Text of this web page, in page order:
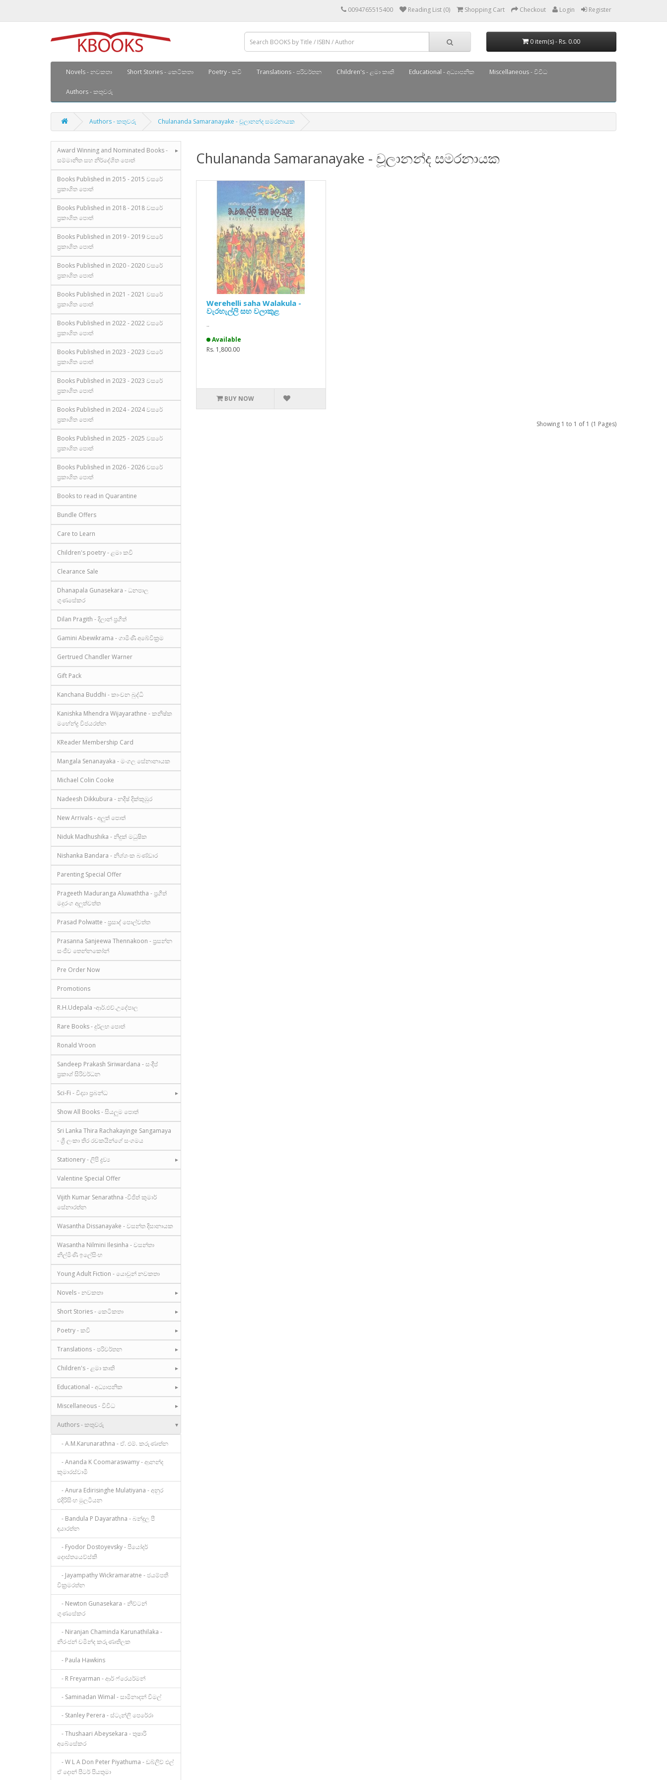
0094765515400 Reading List (0) Shopping Cart Checkout Login Register
0 item(s) - Rs. 0.00
Novels - නවකතා Short Stories - කෙටිකතා Poetry - කවි Translations - පරිවර්තන Children's - ළමා කෘති Educational - අධ්‍යාපනික Miscellaneous - විවිධ
Authors - කතුවරු
Authors - කතුවරු Chulananda Samaranayake - චූලානන්ද සමරනායක
Award Winning and Nominated Books -
සම්මානිත සහ නිර්දේශිත පොත්
Books Published in 2015 - 2015 වසරේ
ප්‍රකාශිත පොත්
Books Published in 2018 - 2018 වසරේ
ප්‍රකාශිත පොත්
Books Published in 2019 - 2019 වසරේ
ප්‍රකාශිත පොත්
Books Published in 2020 - 2020 වසරේ
ප්‍රකාශිත පොත්
Books Published in 2021 - 2021 වසරේ
ප්‍රකාශිත පොත්
Books Published in 2022 - 2022 වසරේ
ප්‍රකාශිත පොත්
Books Published in 2023 - 2023 වසරේ
ප්‍රකාශිත පොත්
Books Published in 2023 - 2023 වසරේ
ප්‍රකාශිත පොත්
Books Published in 2024 - 2024 වසරේ
ප්‍රකාශිත පොත්
Books Published in 2025 - 2025 වසරේ
ප්‍රකාශිත පොත්
Books Published in 2026 - 2026 වසරේ
ප්‍රකාශිත පොත්
Books to read in Quarantine
Bundle Offers
Care to Learn
Children's poetry - ළමා කවි
Clearance Sale
Dhanapala Gunasekara - ධනපාල
ගුණසේකර
Dilan Pragith - දිලාන් ප්‍රගීත්
Gamini Abewikrama - ගාමිණී අබේවික්‍රම
Gertrued Chandler Warner
Gift Pack
Kanchana Buddhi - කාංචන බුද්ධි
Kanishka Mhendra Wijayarathne - කනිෂ්ක
මහේන්ද්‍ර විජයරත්න
KReader Membership Card
Mangala Senanayaka - මංගල සේනානායක
Michael Colin Cooke
Nadeesh Dikkubura - නදීෂ් දික්කුඹුර
New Arrivals - අලුත් පොත්
Niduk Madhushika - නිදුක් මධුෂික
Nishanka Bandara - නිශ්ශංක බණ්ඩාර
Parenting Special Offer
Prageeth Maduranga Aluwaththa - ප්‍රගීත්
මදුරංග අලුත්වත්ත
Prasad Polwatte - ප්‍රසාද් පොල්වත්ත
Prasanna Sanjeewa Thennakoon - ප්‍රසන්න
සංජීව තෙන්නකෝන්
Pre Order Now
Promotions
R.H.Udepala -ආර්.එච්.උදේපාල
Rare Books - දුර්ලභ පොත්
Ronald Vroon
Sandeep Prakash Siriwardana - සංදීප්
ප්‍රකාශ් සිරිවර්ධන
Sci-Fi - විද්‍යා ප්‍රබන්ධ
Show All Books - සියලුම පොත්
Sri Lanka Thira Rachakayinge Sangamaya
- ශ්‍රී ලංකා තිර රචකයින්ගේ සංගමය
Stationery - ලිපි ද්‍රව්‍ය
Valentine Special Offer
Vijith Kumar Senarathna -විජිත් කුමාර්
සේනාරත්න
Wasantha Dissanayake - වසන්ත දිසානායක
Wasantha Nilmini Ilesinha - වසන්තා
නිල්මිණි ඉලේසිංහ
Young Adult Fiction - යොවුන් නවකතා
Novels - නවකතා
Short Stories - කෙටිකතා
Poetry - කවි
Translations - පරිවර්තන
Children's - ළමා කෘති
Educational - අධ්‍යාපනික
Miscellaneous - විවිධ
Authors - කතුවරු
- A.M.Karunarathna - ඒ. එම්. කරුණාත්න
- Ananda K Coomaraswamy - ආනන්ද
කුමාරස්වාමි
- Anura Edirisinghe Mulatiyana - අනුර
එදිරිසිංහ මුලටියන
- Bandula P Dayarathna - බන්දුල පී
දයාරත්න
- Fyodor Dostoyevsky - පියෝදර්
දොස්තයෙව්ස්කි
- Jayampathy Wickramaratne - ජයම්පතී
වික්‍රමරත්න
- Newton Gunasekara - නිව්ටන්
ගුණසේකර
- Niranjan Chaminda Karunathilaka -
නිරංජන් චමින්ද කරුණාතිලක
- Paula Hawkins
- R Freyarman - ආර් ෆ්රෙයර්මන්
- Saminadan Wimal - සාමිනාදන් විමල්
- Stanley Perera - ස්ටැන්ලි පෙරේරා
- Thushaari Abeysekara - තුෂාරි
අබේසේකර
- W L A Don Peter Piyathuma - ඩබ්ලිව් එල්
ඒ දොන් පීටර් පියතුමා
Chulananda Samaranayake - චූලානන්ද සමරනායක
Werehelli saha Walakula -
වැරහැල්ලි සහ වලාකුළ
..
Available
Rs. 1,800.00
BUY NOW
Showing 1 to 1 of 1 (1 Pages)